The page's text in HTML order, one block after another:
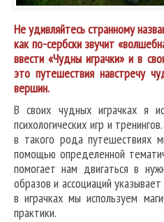
Не удивляйтесь странному
как по-сербски звучит
ввести «Чудны играчки» и в
это путешествия навстречу
вершин.
В своих чудных играчках я
психологических игр и
в такого рода путешествиях
помощью определенной
помогает нам двигаться в
образов и ассоциаций
в играчках мы используем
практики.